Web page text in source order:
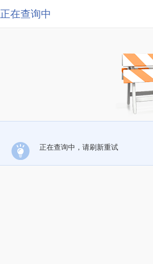
正在查询中
正在查询中，请刷新重试